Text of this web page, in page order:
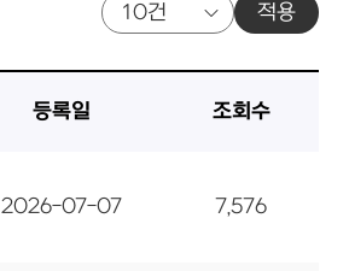
적용
등록일 조회수
2026-07-07 7,576